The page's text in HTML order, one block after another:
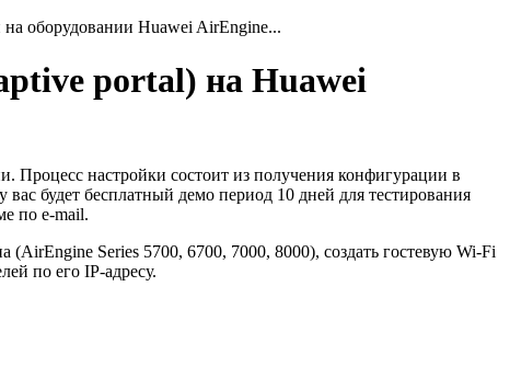
оборудовании Huawei AirEngine...
portal) на Huawei
Процесс настройки состоит из получения конфигурации в
у вас будет бесплатный демо период 10 дней для тестирования
по e-mail.
Series 5700, 6700, 7000, 8000), создать гостевую Wi-Fi
по его IP-адресу.